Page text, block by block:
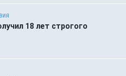
18 лет строгого